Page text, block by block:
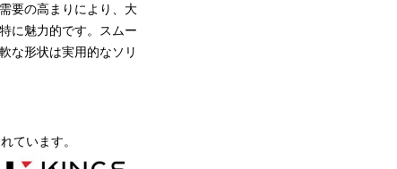
要の高まりにより、大
に魅力的です。
スムー
な形状は実用的なソリ
ています。